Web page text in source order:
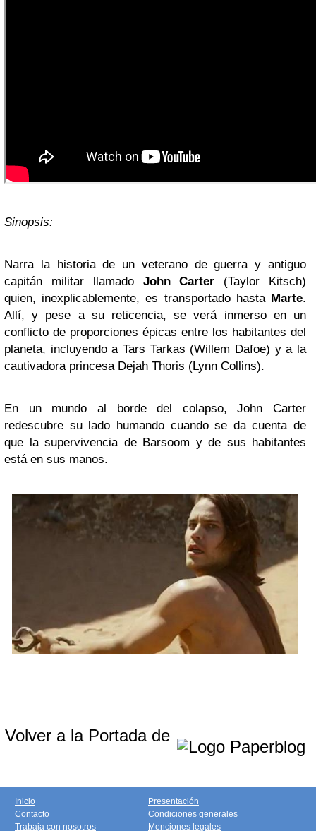
Sinopsis:
Narra la historia de un veterano de guerra y antiguo
capitán militar llamado John Carter (Taylor Kitsch)
quien, inexplicablemente, es transportado hasta Marte.
Allí, y pese a su reticencia, se verá inmerso en un
conflicto de proporciones épicas entre los habitantes del
planeta, incluyendo a Tars Tarkas (Willem Dafoe) y a la
cautivadora princesa Dejah Thoris (Lynn Collins).
En un mundo al borde del colapso, John Carter
redescubre su lado humando cuando se da cuenta de
que la supervivencia de Barsoom y de sus habitantes
está en sus manos.
Volver a la Portada de
Inicio
Contacto
Trabaja con nosotros
Presentación
Condiciones generales
Menciones legales